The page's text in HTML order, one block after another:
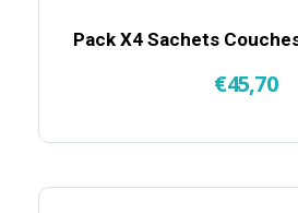
Pack X4 Sachets
€45,70